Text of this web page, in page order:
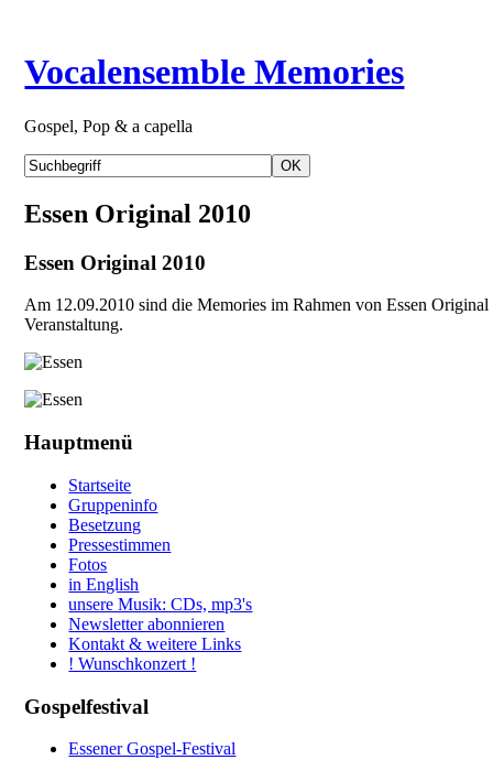
Vocalensemble Memories
Gospel, Pop & a capella
Essen Original 2010
Essen Original 2010
Am 12.09.2010 sind die Memories im Rahmen von Essen
Veranstaltung.
Hauptmenü
Startseite
Gruppeninfo
Besetzung
Pressestimmen
Fotos
in English
unsere Musik: CDs, mp3's
Newsletter abonnieren
Kontakt & weitere Links
! Wunschkonzert !
Gospelfestival
Essener Gospel-Festival